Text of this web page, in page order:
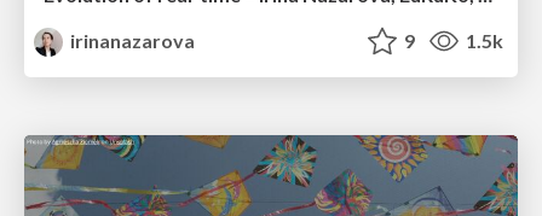
irinanazarova
9 1.5k